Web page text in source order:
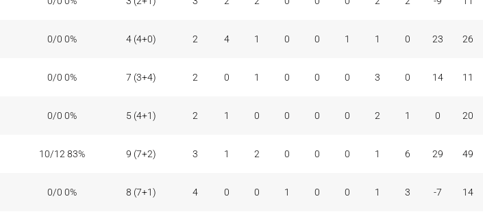
0/0 0% 4 (4+0) 2 4 1 0 0 1 1 0 23 26
0/0 0% 7 (3+4) 2 0 1 0 0 0 3 0 14 11
0/0 0% 5 (4+1) 2 1 0 0 0 0 2 1 0 20
10/12 83% 9 (7+2) 3 1 2 0 0 0 1 6 29 49
0/0 0% 8 (7+1) 4 0 0 1 0 0 1 3 -7 14